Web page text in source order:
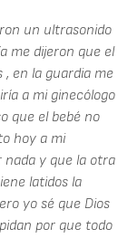
un ultrasonido
me dijeron que el
, en la guardia me
a mi ginecólogo
que el bebé no
hoy a mi
nada y que la otra
latidos la
yo sé que Dios
por que todo